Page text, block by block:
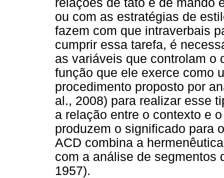
ou com as estratégias de
fazem com que intraverbais
cumprir essa tarefa, é
as variáveis que controlam o
função que ele exerce como
procedimento proposto por
al., 2008) para realizar esse
a relação entre o contexto e
produzem o significado para
ACD combina a
com a análise de segmentos
1957).